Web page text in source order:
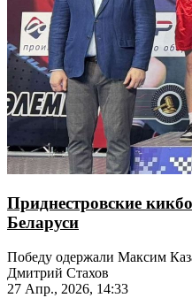
Приднестровские
Беларуси
Победу одержали Максим
Дмитрий Стахов
27 Апр., 2026, 14:33